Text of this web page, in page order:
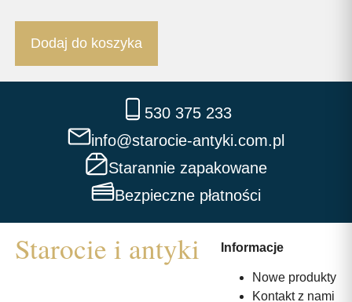
Dodaj do koszyka
530 375 233
info@starocie-antyki.com.pl
Starannie zapakowane
Bezpieczne płatności
Informacje
Nowe produkty
Kontakt z nami